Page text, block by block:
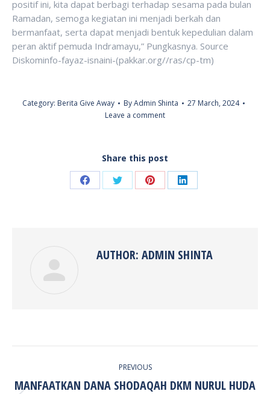
positif ini, kita dapat berbagi terhadap sesama pada bulan
Ramadan, semoga kegiatan ini menjadi berkah dan
bermanfaat, serta dapat menjadi bentuk kepedulian dalam
peran aktif pemuda Indramayu,” Pungkasnya. Source
Diskominfo-fayaz-isnaini-(pakkar.org//ras/cp-tm)
Category: Berita Give Away ByAdmin Shinta
27 March, 2024
Leave a comment
Share this post
Share Share Share Share
AUTHOR: ADMIN SHINTA
PREVIOUS
MANFAATKAN DANA SHODAQAH DKM NURUL HUDA